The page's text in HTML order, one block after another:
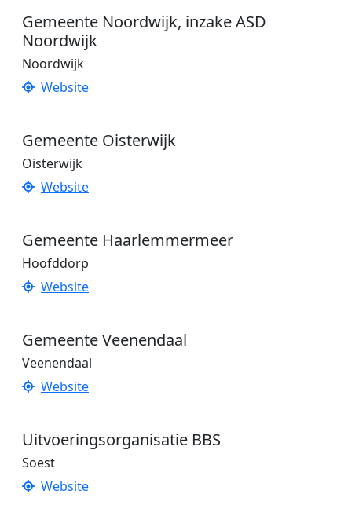
Gemeente Noordwijk, inzake ASD
Noordwijk
Noordwijk
Website
Gemeente Oisterwijk
Oisterwijk
Website
Gemeente Haarlemmermeer
Hoofddorp
Website
Gemeente Veenendaal
Veenendaal
Website
Uitvoeringsorganisatie BBS
Soest
Website